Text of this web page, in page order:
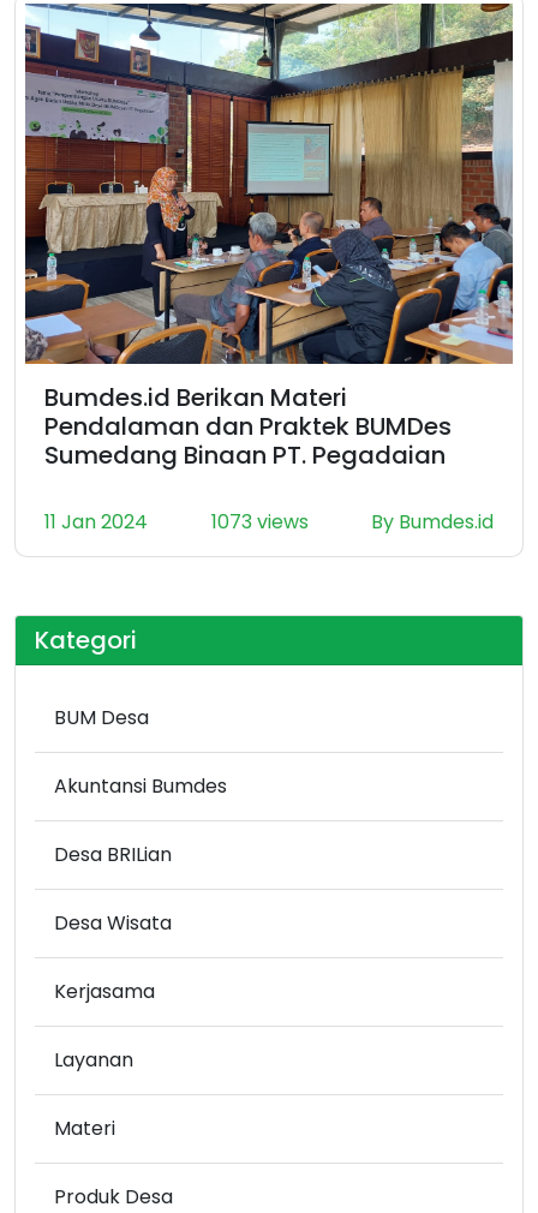
Bumdes.id Berikan Materi
Pendalaman dan Praktek BUMDes
Sumedang Binaan PT. Pegadaian
11 Jan 2024 1073 views By Bumdes.id
Kategori
BUM Desa
Akuntansi Bumdes
Desa BRILian
Desa Wisata
Kerjasama
Layanan
Materi
Produk Desa